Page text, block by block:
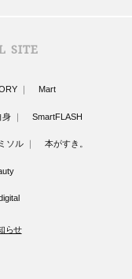
SITE
Mart
身 SmartFLASH
ソル 本がすき。
らせ